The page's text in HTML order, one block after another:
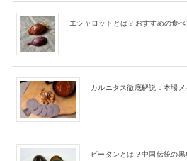
エシャロットとは？おすすめの食
カルニタス徹底解説：本場
ピータンとは？中国伝統の